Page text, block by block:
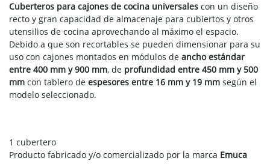
Cuberteros para cajones de cocina universales con un diseño
recto y gran capacidad de almacenaje para cubiertos y otros
utensilios de cocina aprovechando al máximo el espacio.
Debido a que son recortables se pueden dimensionar para su
uso con cajones montados en módulos de ancho estándar
entre 400 mm y 900 mm, de profundidad entre 450 mm y 500
mm con tablero de espesores entre 16 mm y 19 mm según el
modelo seleccionado.
1 cubertero
Producto fabricado y/o comercializado por la marca Emuca